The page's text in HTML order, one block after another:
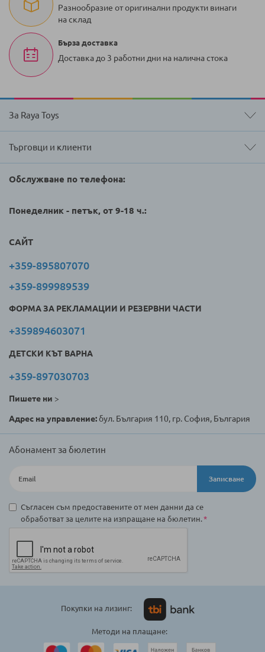
Разнообразие от оригинални продукти винаги
на склад
Бърза доставка
Доставка до 3 работни дни на налична стока
За Raya Toys
Търговци и клиенти
Обслужване по телефона:
Понеделник - петък, от 9-18 ч.:
САЙТ
+359-895807070
+359-899989539
ФОРМА ЗА РЕКЛАМАЦИИ И РЕЗЕРВНИ ЧАСТИ
+359894603071
ДЕТСКИ КЪТ ВАРНА
+359-897030703
Пишете ни >
Адрес на управление:бул. България 110, гр. София, България
Абонамент за бюлетин
Записване
Съгласен съм предоставените от мен данни да се
обработват за целите на изпращане на бюлетин.
Покупки на лизинг:
Методи на плащане: